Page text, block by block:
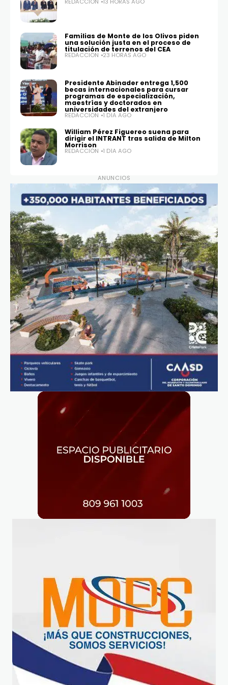
Familias de Monte de los Olivos piden
una solución justa en el proceso de
titulación de terrenos del CEA
REDACCIÓN 23 HORAS AGO
Presidente Abinader entrega 1,500
becas internacionales para cursar
programas de especialización,
maestrías y doctorados en
universidades del extranjero
REDACCIÓN 1 DÍA AGO
William Pérez Figuereo suena para
dirigir el INTRANT tras salida de Milton
Morrison
REDACCIÓN 1 DÍA AGO
ANUNCIOS